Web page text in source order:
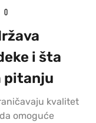
0
i šta
pitanju
kvalitet
omoguće